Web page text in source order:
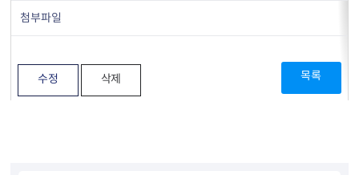
첨부파일
수정 삭제 목록